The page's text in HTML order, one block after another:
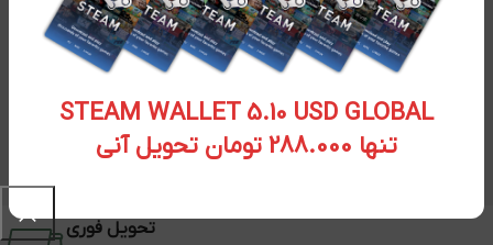
STEAM WALLET 5.10 USD GLOBAL
تنها 288.000 تومان تحویل آنی
تحویل فوری